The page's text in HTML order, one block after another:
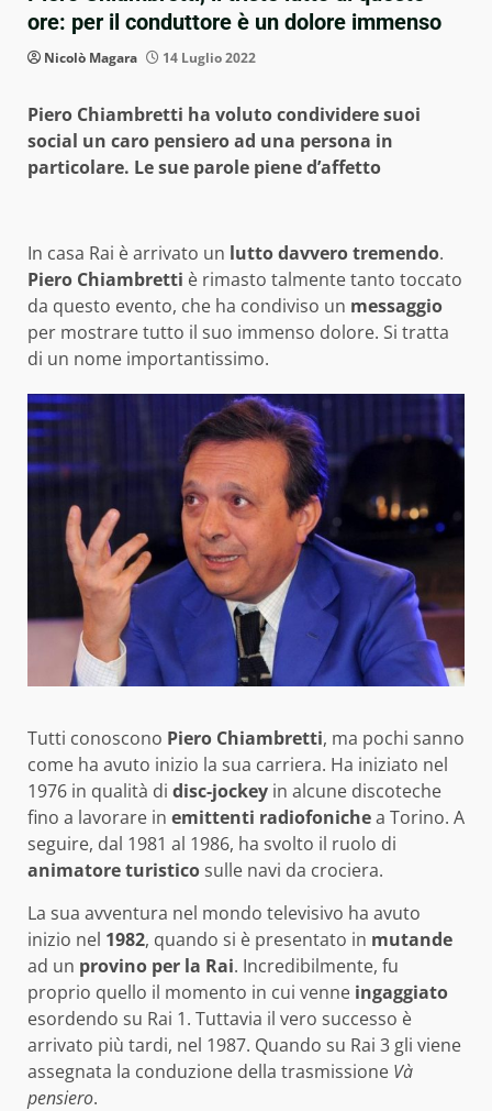
ore: per il conduttore è un dolore immenso
Nicolò Magara 14 Luglio 2022
Piero Chiambretti ha voluto condividere suoi
social un caro pensiero ad una persona in
particolare. Le sue parole piene d’affetto
In casa Rai è arrivato un lutto davvero tremendo.
Piero Chiambretti è rimasto talmente tanto toccato
da questo evento, che ha condiviso un messaggio
per mostrare tutto il suo immenso dolore. Si tratta
di un nome importantissimo.
Tutti conoscono Piero Chiambretti, ma pochi sanno
come ha avuto inizio la sua carriera. Ha iniziato nel
1976 in qualità di disc-jockey in alcune discoteche
fino a lavorare in emittenti radiofonichea Torino. A
seguire, dal 1981 al 1986, ha svolto il ruolo di
animatore turisticosulle navi da crociera.
La sua avventura nel mondo televisivo ha avuto
inizio nel 1982, quando si è presentato in mutande
ad un provino per la Rai. Incredibilmente, fu
proprio quello il momento in cui venne ingaggiato
esordendo su Rai 1. Tuttavia il vero successo è
arrivato più tardi, nel 1987. Quando su Rai 3 gli viene
assegnata la conduzione della trasmissione Và
pensiero.